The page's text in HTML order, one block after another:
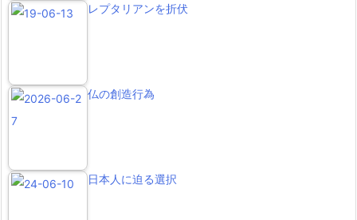
レプタリアンを折伏
仏の創造行為
日本人に迫る選択